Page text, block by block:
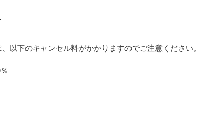
以下のキャンセル料がかかりますのでご注意ください。